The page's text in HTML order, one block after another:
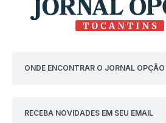
ONDE ENCONTRAR O JORNAL OPÇÃO
RECEBA NOVIDADES EM SEU EMAIL